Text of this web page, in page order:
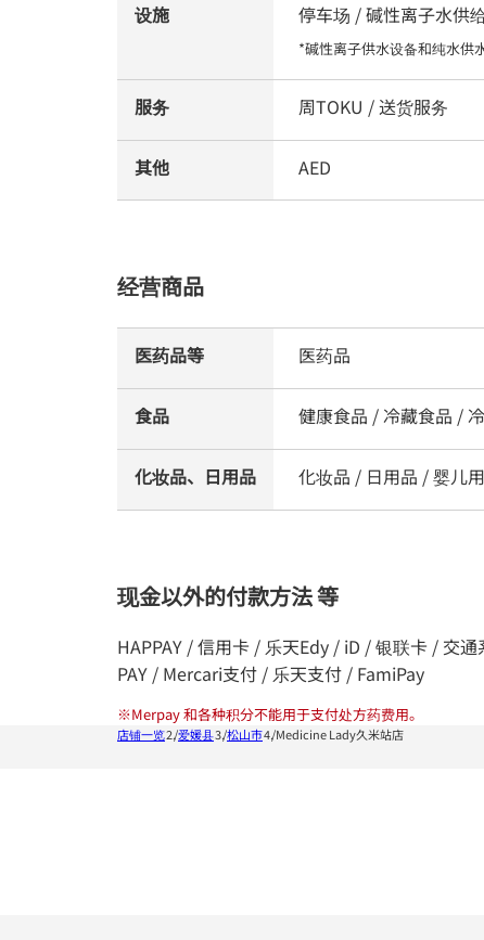
设施 停车场 / 碱性离子水供
*碱性离子供水设备和纯水供
服务 周TOKU / 送货服务
其他 AED
经营商品
医药品等 医药品
食品 健康食品 / 冷藏食品 /
化妆品、日用品 化妆品 / 日用品 / 婴儿
现金以外的付款方法 等
HAPPAY / 信用卡 / 乐天Edy / iD / 银联卡 / 交
PAY / Mercari支付 / 乐天支付 / FamiPay
※Merpay 和各种积分不能用于支付处方药费用。
店铺一览 爱媛县 松山市 Medicine Lady久米站店